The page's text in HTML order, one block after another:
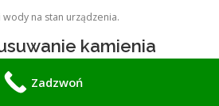
na stan urządzenia.
kamienia
przez nas usług jest odkamienianie
Zadzwoń